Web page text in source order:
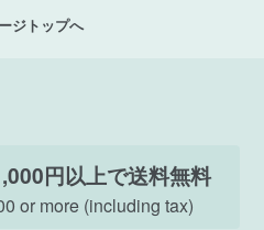
ジトップへ
円以上で送料無料
or more (including tax)